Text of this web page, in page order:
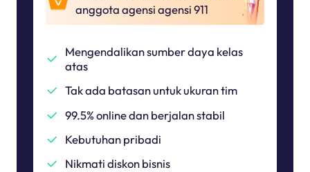
anggota agensi agensi 911
Mengendalikan sumber daya kelas
atas
Tak ada batasan untuk ukuran tim
99.5% online dan berjalan stabil
Kebutuhan pribadi
Nikmati diskon bisnis